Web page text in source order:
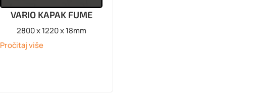
VARIO KAPAK FUME
2800 x 1220 x 18mm
Pročitaj više